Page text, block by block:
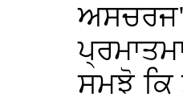
ਸਮਝੋ ਕਿ